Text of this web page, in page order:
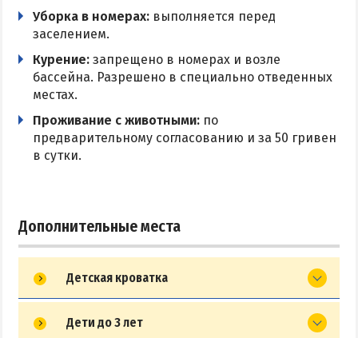
Уборка в номерах: выполняется перед
заселением.
Курение: запрещено в номерах и возле
бассейна. Разрешено в специально отведенных
местах.
Проживание с животными: по
предварительному согласованию и за 50 гривен
в сутки.
Дополнительные места
Детская кроватка
Дети до 3 лет